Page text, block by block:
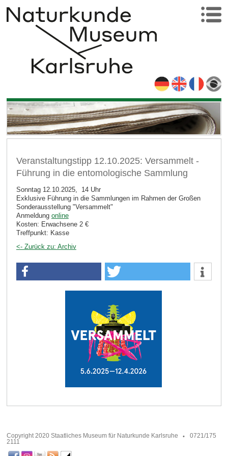
Veranstaltungstipp 12.10.2025: Versammelt -
Führung in die entomologische Sammlung
Sonntag 12.10.2025, 14 Uhr
Exklusive Führung in die Sammlungen im Rahmen der Großen
Sonderausstellung "Versammelt"
Anmeldung online
Kosten: Erwachsene 2 €
Treffpunkt: Kasse
<- Zurück zu: Archiv
Copyright 2020 Staatliches Museum für Naturkunde Karlsruhe
0721/175
2111